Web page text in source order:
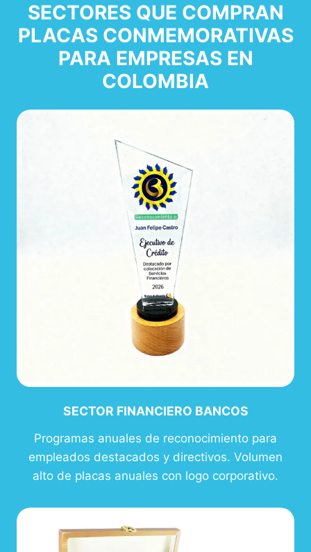
SECTORES QUE COMPRAN
PLACAS CONMEMORATIVAS
PARA EMPRESAS EN
COLOMBIA
SECTOR FINANCIERO BANCOS
Programas anuales de reconocimiento para
empleados destacados y directivos. Volumen
alto de placas anuales con logo corporativo.